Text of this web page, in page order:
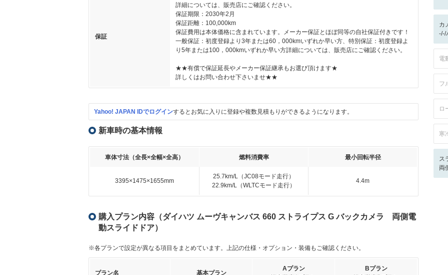
保証
詳細については、販売店にご確認ください。
保証期限：2030年2月
保証距離：100,000km
保証費用は本体価格に含まれています。メーカー保証とほぼ同等の自社保証付きです！
一般保証：初度登録より3年または60，000kmいずれか早い方、特別保証：初度登録よ
り5年または100，000kmいずれか早い方詳細については、販売店にご確認ください。
★★有償で保証延長やメーカー保証継承もお選び頂けます★
詳しくはお問い合わせ下さいませ★★
Yahoo! JAPAN IDでログインするとお気に入りに登録や複数見積もりができるようになります。
新車時の基本情報
車体寸法（全長×全幅×全高） 燃料消費率 最小回転半径
3395×1475×1655mm
25.7km/L（JC08モード走行）
22.9km/L（WLTCモード走行）
4.4m
購入プラン内容（ダイハツ ムーヴキャンバス 660 ストライプス G バックカメラ 両側電
動スライドドア）
※各プランで設定が異なる項目をまとめています。上記の仕様・オプション・装備もご確認ください。
プラン名 基本プラン
Aプラン
Bプラン
カ
-/-/
電
フ
ロ
寒
ス
両